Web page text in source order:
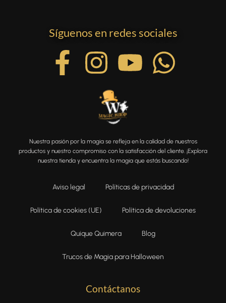
Contáctanos
Síguenos en redes sociales
Nuestra pasión por la magia se refleja en la calidad de nuestros
productos y nuestro compromiso con la satisfacción del cliente. ¡Explora
nuestra tienda y encuentra la magia que estás buscando!
Aviso legal Políticas de privacidad
Política de cookies (UE) Política de devoluciones
Quique Quimera Blog
Trucos de Magia para Halloween